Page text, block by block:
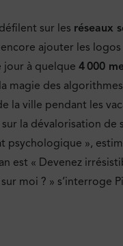
sur les réseaux
ajouter les
jour à quelque 4 000
magie des
la ville pendant les
la dévalorisation
psychologique »,
est « Devenez
moi ? » s’interroge